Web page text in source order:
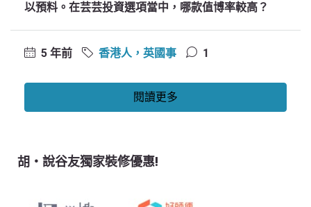
以預料。在芸芸投資選項當中，哪款值博率較高？
5 年前 香港人，英國事 1
閱讀更多
胡‧說谷友獨家裝修優惠!